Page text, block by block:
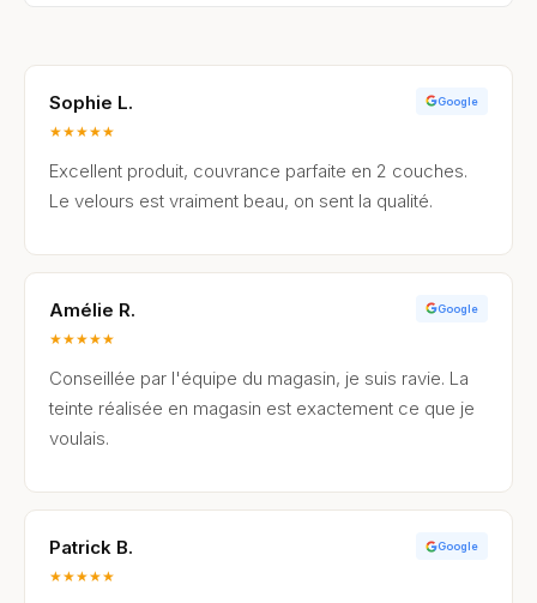
Sophie L.
★★★★★
Google
Excellent produit, couvrance parfaite en 2 couches.
Le velours est vraiment beau, on sent la qualité.
Amélie R.
★★★★★
Google
Conseillée par l'équipe du magasin, je suis ravie. La
teinte réalisée en magasin est exactement ce que je
voulais.
Patrick B.
★★★★★
Google